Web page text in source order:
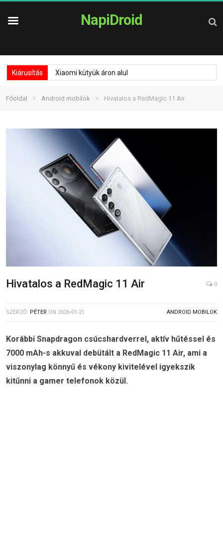
NapiDroid
Kiárusítás Xiaomi kütyük áron alul
Főoldal » Android mobilok » Hivatalos a RedMagic 11 Air
Hivatalos a RedMagic 11 Air 0
SZERZŐ: PÉTER ON 2026-01-21 ANDROID MOBILOK
Korábbi Snapdragon csúcshardverrel, aktív hűtéssel és
7000 mAh-s akkuval debütált a RedMagic 11 Air, ami a
viszonylag könnyű és vékony kivitelével igyekszik
kitűnni a gamer telefonok közül.